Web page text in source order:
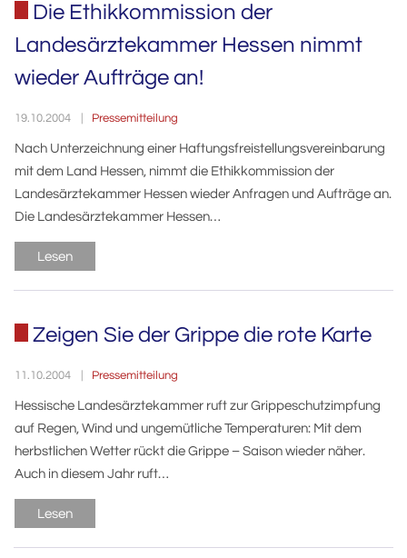
Die Ethikkommission der
Landesärztekammer Hessen nimmt
wieder Aufträge an!
19.10.2004 Pressemitteilung
Nach Unterzeichnung einer Haftungsfreistellungsvereinbarung
mit dem Land Hessen, nimmt die Ethikkommission der
Landesärztekammer Hessen wieder Anfragen und Aufträge an.
Die Landesärztekammer Hessen…
Lesen
Zeigen Sie der Grippe die rote Karte
11.10.2004 Pressemitteilung
Hessische Landesärztekammer ruft zur Grippeschutzimpfung
auf Regen, Wind und ungemütliche Temperaturen: Mit dem
herbstlichen Wetter rückt die Grippe – Saison wieder näher.
Auch in diesem Jahr ruft…
Lesen